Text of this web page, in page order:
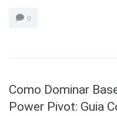
0
Como Dominar
Power Pivot: Guia